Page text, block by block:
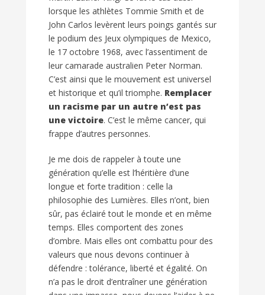
lorsque les athlètes Tommie Smith et de
John Carlos levèrent leurs poings gantés sur
le podium des Jeux olympiques de Mexico,
le 17 octobre 1968, avec l’assentiment de
leur camarade australien Peter Norman.
C’est ainsi que le mouvement est universel
et historique et qu’il triomphe. Remplacer
un racisme par un autre n’est pas
une victoire. C’est le même cancer, qui
frappe d’autres personnes.
Je me dois de rappeler à toute une
génération qu’elle est l’héritière d’une
longue et forte tradition : celle la
philosophie des Lumières. Elles n’ont, bien
sûr, pas éclairé tout le monde et en même
temps. Elles comportent des zones
d’ombre. Mais elles ont combattu pour des
valeurs que nous devons continuer à
défendre : tolérance, liberté et égalité. On
n’a pas le droit d’entraîner une génération